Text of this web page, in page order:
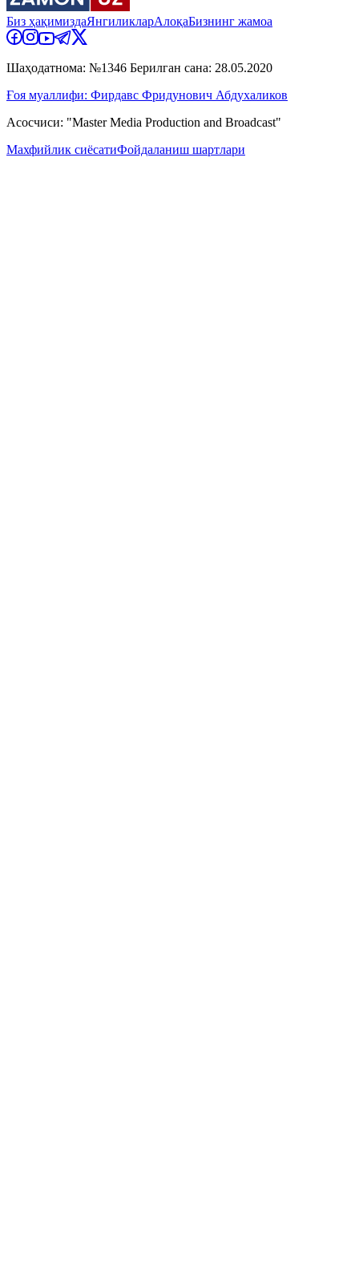
Биз ҳақимиздаЯнгиликларАлоқаБизнинг жамоа
Шаҳодатнома: №1346 Берилган сана: 28.05.2020
Ғоя муаллифи: Фирдавс Фридунович Абдухаликов
Асосчиси: "Master Media Production and Broadcast"
Махфийлик сиёсатиФойдаланиш шартлари